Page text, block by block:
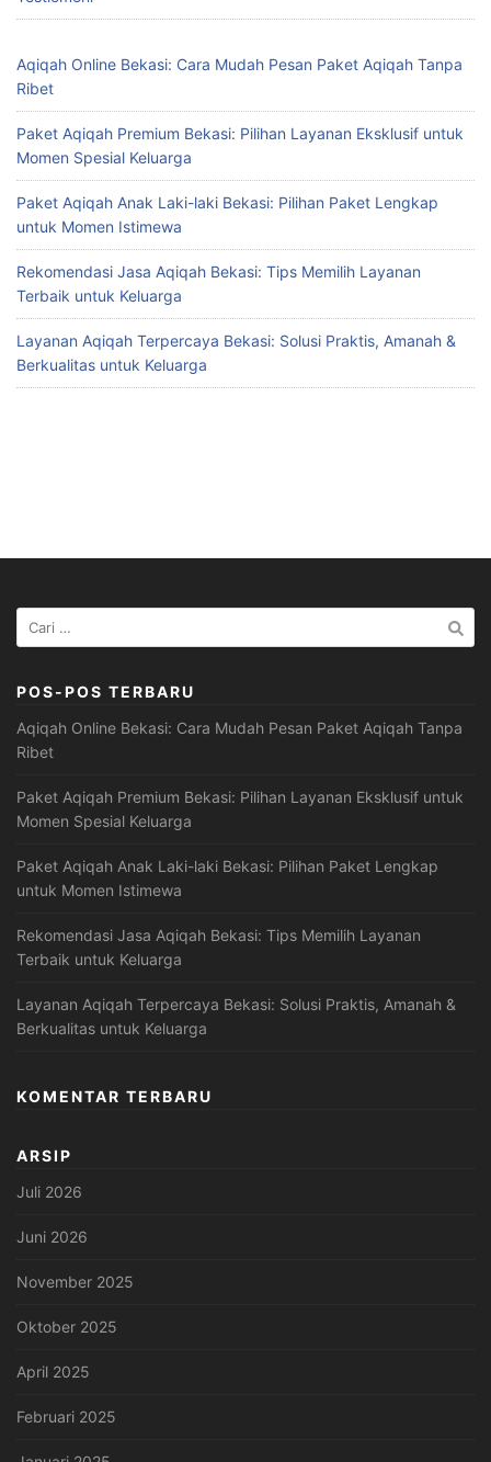
Aqiqah Online Bekasi: Cara Mudah Pesan Paket Aqiqah Tanpa
Ribet
Paket Aqiqah Premium Bekasi: Pilihan Layanan Eksklusif untuk
Momen Spesial Keluarga
Paket Aqiqah Anak Laki-laki Bekasi: Pilihan Paket Lengkap
untuk Momen Istimewa
Rekomendasi Jasa Aqiqah Bekasi: Tips Memilih Layanan
Terbaik untuk Keluarga
Layanan Aqiqah Terpercaya Bekasi: Solusi Praktis, Amanah &
Berkualitas untuk Keluarga
Cari
untuk:
POS-POS TERBARU
Aqiqah Online Bekasi: Cara Mudah Pesan Paket Aqiqah Tanpa
Ribet
Paket Aqiqah Premium Bekasi: Pilihan Layanan Eksklusif untuk
Momen Spesial Keluarga
Paket Aqiqah Anak Laki-laki Bekasi: Pilihan Paket Lengkap
untuk Momen Istimewa
Rekomendasi Jasa Aqiqah Bekasi: Tips Memilih Layanan
Terbaik untuk Keluarga
Layanan Aqiqah Terpercaya Bekasi: Solusi Praktis, Amanah &
Berkualitas untuk Keluarga
KOMENTAR TERBARU
ARSIP
Juli 2026
Juni 2026
November 2025
Oktober 2025
April 2025
Februari 2025